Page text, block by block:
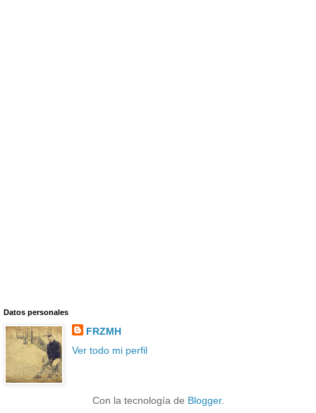
Datos personales
FRZMH
Ver todo mi perfil
Con la tecnología de Blogger.